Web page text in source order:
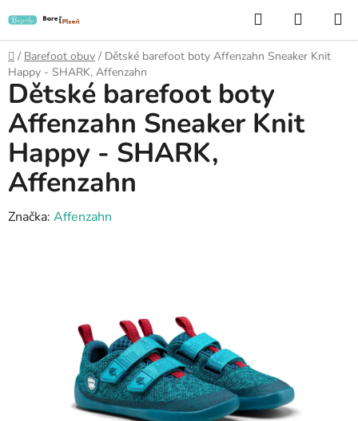
na
obsah
Hledat
KOŠÍK
Domů
/ Barefoot obuv / Dětské barefoot boty Affenzahn Sneaker Knit
Happy - SHARK, Affenzahn
Dětské barefoot boty
Affenzahn Sneaker Knit
Happy - SHARK,
Affenzahn
Značka: Affenzahn